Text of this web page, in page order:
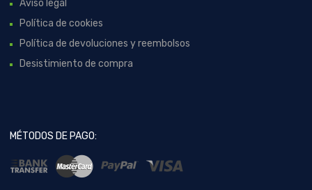
Aviso legal
Política de cookies
Política de devoluciones y reembolsos
Desistimiento de compra
MÉTODOS DE PAGO: